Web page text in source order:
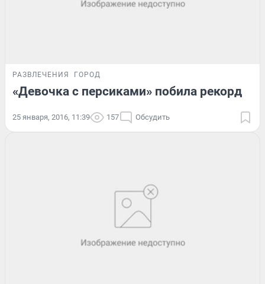
РАЗВЛЕЧЕНИЯ ГОРОД
«Девочка с персиками» побила рекорд
25 января, 2016, 11:39 157 Обсудить